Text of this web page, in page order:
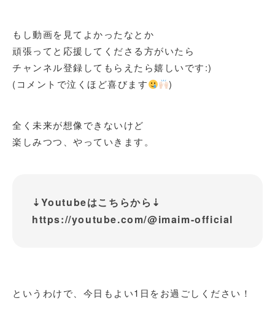
もし動画を見てよかったなとか
頑張ってと応援してくださる方がいたら
チャンネル登録してもらえたら嬉しいです:)
(コメントで泣くほど喜びます
)
全く未来が想像できないけど
楽しみつつ、やっていきます。
⇣Youtubeはこちらから⇣
https://youtube.com/@imaim-official
というわけで、今日もよい1日をお過ごしください！